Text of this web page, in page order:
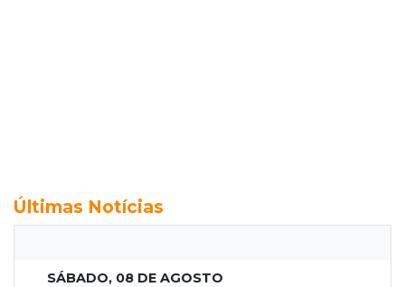
Últimas Notícias
SÁBADO, 08 DE AGOSTO